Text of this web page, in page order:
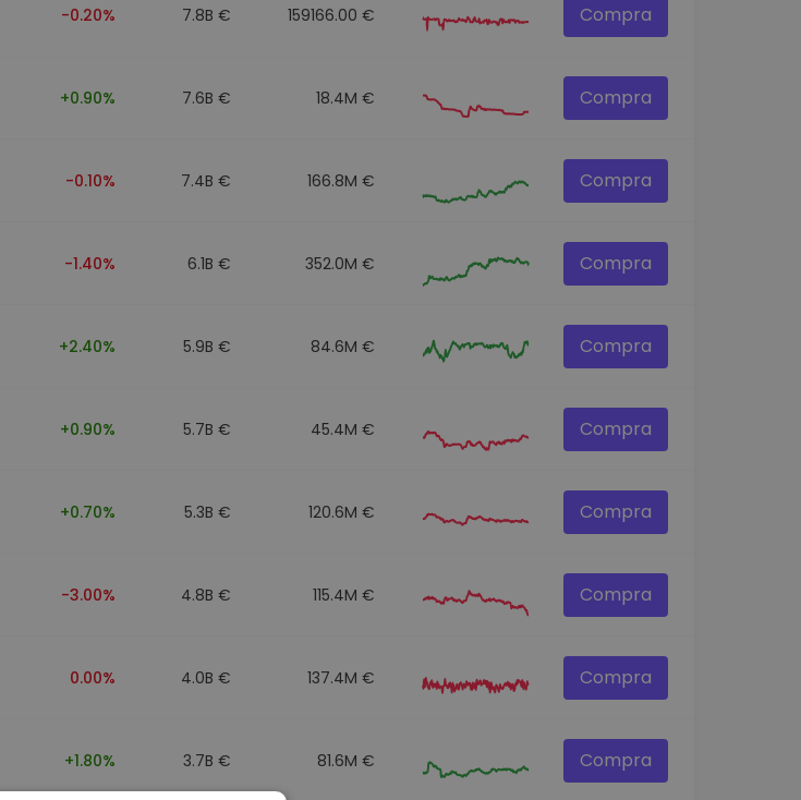
-0.20% 7.8B € 159166.00 € Compra
+0.90% 7.6B € 18.4M € Compra
-0.10% 7.4B € 166.8M € Compra
-1.40% 6.1B € 352.0M € Compra
+2.40% 5.9B € 84.6M € Compra
+0.90% 5.7B € 45.4M € Compra
+0.70% 5.3B € 120.6M € Compra
-3.00% 4.8B € 115.4M € Compra
0.00% 4.0B € 137.4M € Compra
+1.80% 3.7B € 81.6M € Compra